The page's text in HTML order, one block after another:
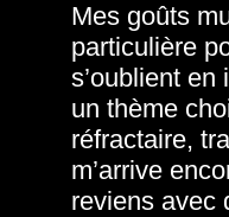
Mes goûts
particulière
s’oublient
un thème
réfractaire,
m’arrive
reviens avec